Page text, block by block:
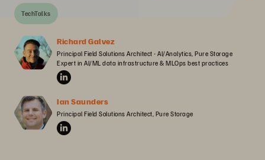
TechTalks
Richard Galvez
Principal Field Solutions Architect - AI/Analytics, Pure Storage
Expert in AI/ML data infrastructure & MLOps best practices
Ian Saunders
Principal Field Solutions Architect, Pure Storage